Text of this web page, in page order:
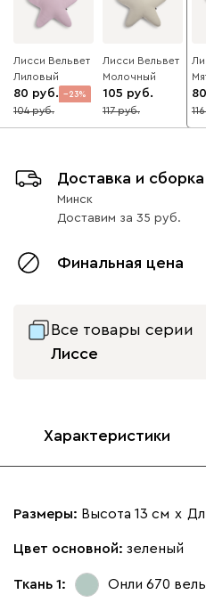
Лисси Вельвет
Лиловый
80 23
104
Лисси Вельвет
Молочный
105
10
117
80
116
Доставка и сборка
Минск
Доставим за 35
Финальная цена
Все товары серии
Лиссе
Характеристики
Размеры: Высота 13 см х
Цвет основной: зеленый
Ткань 1: Онли 670